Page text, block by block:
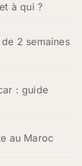
à qui ?
2 semaines
: guide
au Maroc